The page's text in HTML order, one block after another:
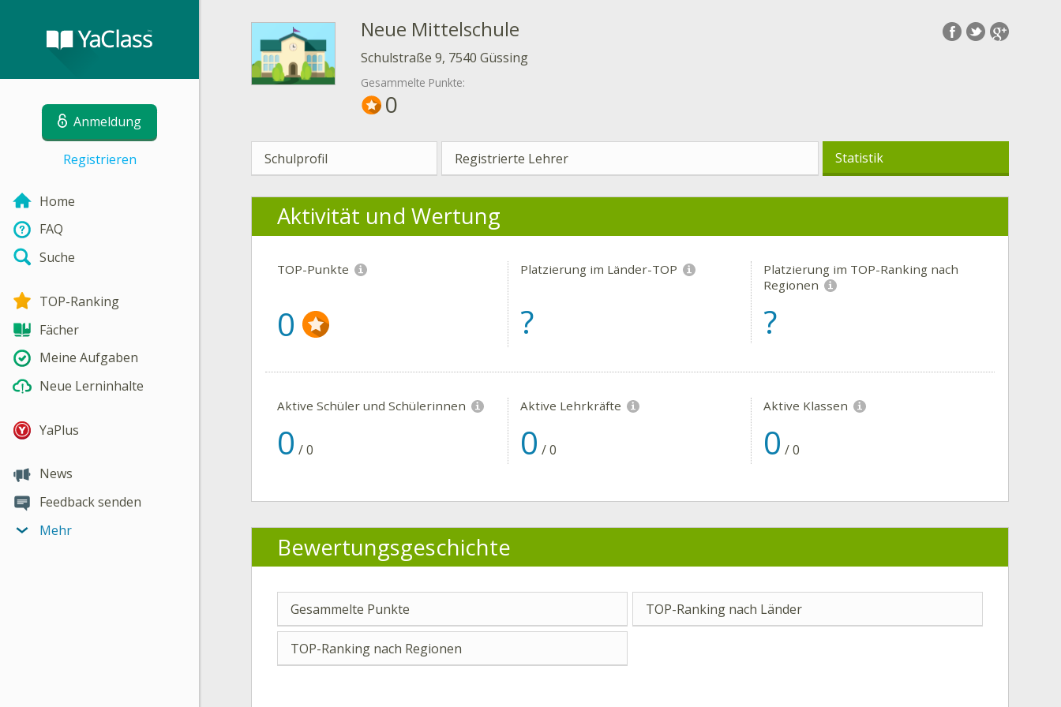
Anmeldung
Registrieren
Home
FAQ
Suche
TOP-Ranking
Fächer
Meine Aufgaben
Neue Lerninhalte
YaPlus
News
Feedback senden
Mehr
Neue Mittelschule
Schulstraße 9, 7540 Güssing
Gesammelte Punkte:
0
Schulprofil Registrierte Lehrer Statistik
Aktivität und Wertung
TOP-Punkte
0
Platzierung im Länder-TOP
?
Platzierung im TOP-Ranking nach
Regionen
?
Aktive Schüler und Schülerinnen
0 /0
Aktive Lehrkräfte
0 /0
Aktive Klassen
0 /0
Bewertungsgeschichte
Gesammelte Punkte TOP-Ranking nach Länder
TOP-Ranking nach Regionen